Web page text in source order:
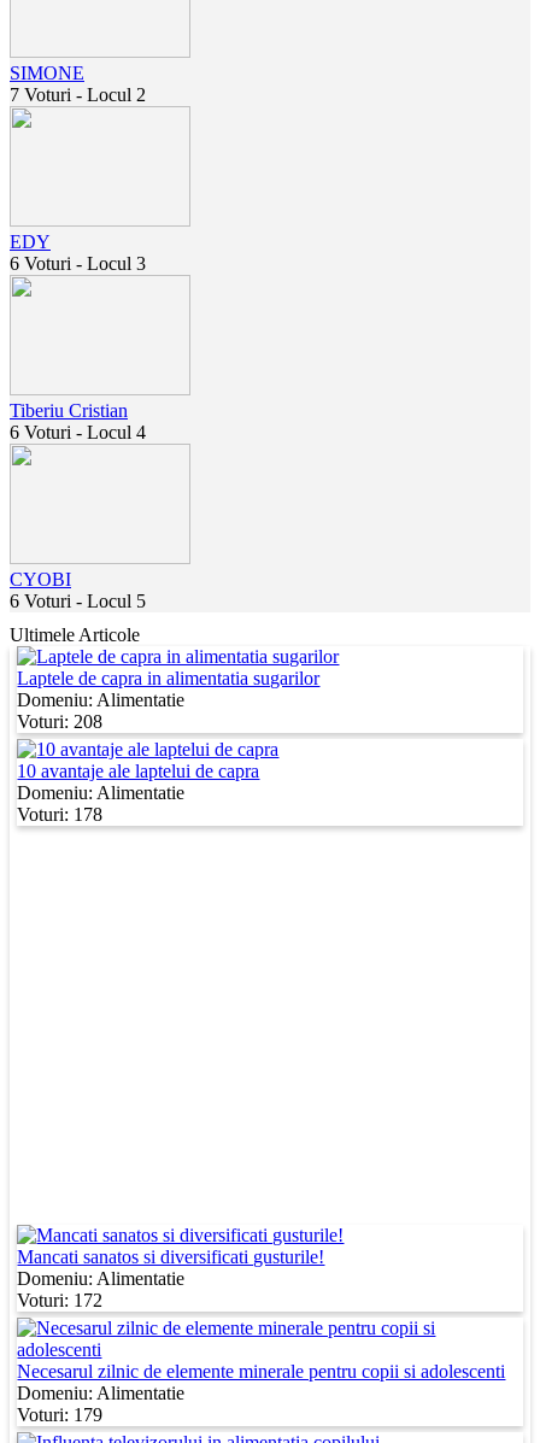
SIMONE
7 Voturi - Locul 2
EDY
6 Voturi - Locul 3
Tiberiu Cristian
6 Voturi - Locul 4
CYOBI
6 Voturi - Locul 5
Ultimele Articole
Laptele de capra in alimentatia sugarilor
Domeniu: Alimentatie
Voturi: 208
10 avantaje ale laptelui de capra
Domeniu: Alimentatie
Voturi: 178
Mancati sanatos si diversificati gusturile!
Domeniu: Alimentatie
Voturi: 172
Necesarul zilnic de elemente minerale pentru copii si adolescenti
Domeniu: Alimentatie
Voturi: 179